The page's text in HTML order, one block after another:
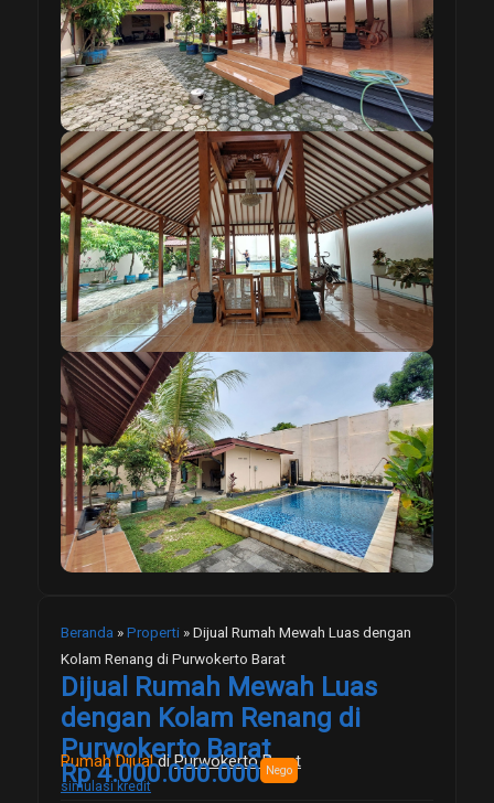
Beranda »Properti »Dijual Rumah Mewah Luas dengan
Kolam Renang di Purwokerto Barat
Dijual Rumah Mewah Luas
dengan Kolam Renang di
Purwokerto Barat
Rumah Dijual diPurwokerto Barat
Rp 4.000.000.000 Nego
simulasi kredit